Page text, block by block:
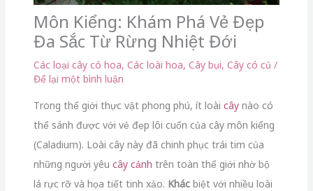
Môn Kiểng: Khám Phá Vẻ Đẹp
Đa Sắc Từ Rừng Nhiệt Đới
Các loại cây có hoa, Các loài hoa, Cây bụi, Cây có củ /
Để lại một bình luận
Trong thế giới thực vật phong phú, ít loài câynào có
thể sánh được với vẻ đẹp lôi cuốn của cây môn kiểng
(Caladium). Loài cây này đã chinh phục trái tim của
những người yêu cây cảnh trên toàn thế giới nhờ bộ
lá rực rỡ và họa tiết tinh xảo. Khácbiệt với nhiều loài